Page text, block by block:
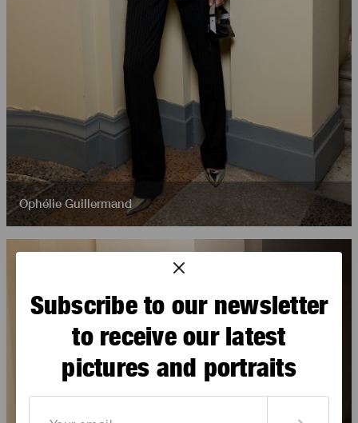
Ophélie Guillermand
Subscribe to our newsletter
to receive our latest
pictures and portraits